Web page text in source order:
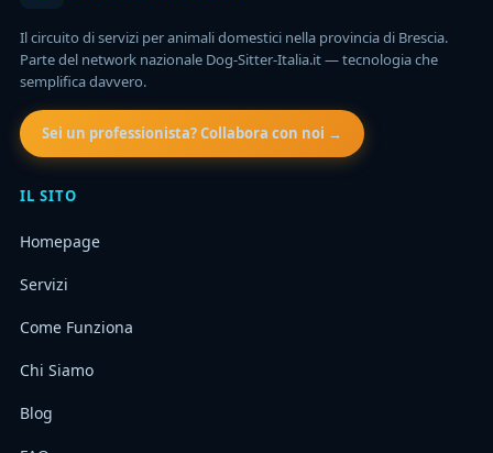
Il circuito di servizi per animali domestici nella provincia di Brescia.
Parte del network nazionale Dog-Sitter-Italia.it — tecnologia che
semplifica davvero.
Sei un professionista? Collabora con noi →
IL SITO
Homepage
Servizi
Come Funziona
Chi Siamo
Blog